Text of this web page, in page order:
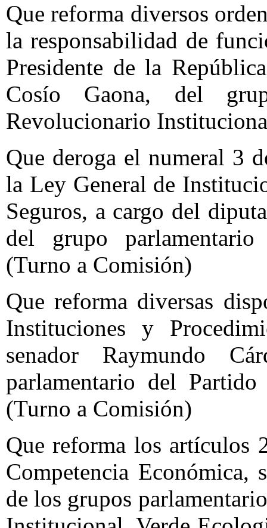
Que reforma diversos
la responsabilidad de
Presidente de la
Cosío Gaona, del
Revolucionario
Que deroga el numeral 3
la Ley General de
Seguros, a cargo del
del grupo
(Turno a Comisión)
Que reforma diversas
Instituciones y
senador Raymundo
parlamentario del
(Turno a Comisión)
Que reforma los artículos
Competencia Económica,
de los grupos